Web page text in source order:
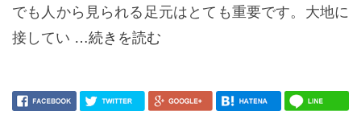
でも人から見られる足元はとても重要です。大地に
接してい …続きを読む